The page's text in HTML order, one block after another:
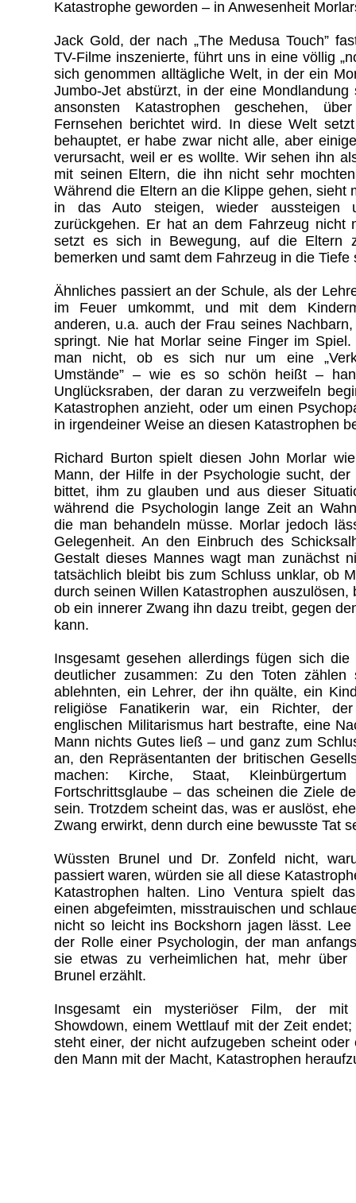
Katastrophe geworden – in Anwesenheit
Jack Gold, der nach „The Medusa Touch”
TV-Filme inszenierte, führt uns in eine völlig
sich genommen alltägliche Welt, in der ein
Jumbo-Jet abstürzt, in der eine
ansonsten Katastrophen geschehen,
Fernsehen berichtet wird. In diese Welt
behauptet, er habe zwar nicht alle, aber
verursacht, weil er es wollte. Wir sehen ihn
mit seinen Eltern, die ihn nicht sehr
Während die Eltern an die Klippe gehen, sieht
in das Auto steigen, wieder aussteigen
zurückgehen. Er hat an dem Fahrzeug nicht
setzt es sich in Bewegung, auf die Eltern
bemerken und samt dem Fahrzeug in die Tiefe
Ähnliches passiert an der Schule, als der
im Feuer umkommt, und mit dem
anderen, u.a. auch der Frau seines
springt. Nie hat Morlar seine Finger im
man nicht, ob es sich nur um eine
Umstände” – wie es so schön heißt –
Unglücksraben, der daran zu verzweifeln
Katastrophen anzieht, oder um einen
in irgendeiner Weise an diesen Katastrophen
Richard Burton spielt diesen John Morlar
Mann, der Hilfe in der Psychologie sucht,
bittet, ihm zu glauben und aus dieser
während die Psychologin lange Zeit an
die man behandeln müsse. Morlar jedoch
Gelegenheit. An den Einbruch des
Gestalt dieses Mannes wagt man zunächst
tatsächlich bleibt bis zum Schluss unklar, ob
durch seinen Willen Katastrophen auszulösen,
ob ein innerer Zwang ihn dazu treibt, gegen
kann.
Insgesamt gesehen allerdings fügen sich die
deutlicher zusammen: Zu den Toten
ablehnten, ein Lehrer, der ihn quälte, ein
religiöse Fanatikerin war, ein Richter,
englischen Militarismus hart bestrafte, eine
Mann nichts Gutes ließ – und ganz zum
an, den Repräsentanten der britischen
machen: Kirche, Staat,
Fortschrittsglaube – das scheinen die Ziele
sein. Trotzdem scheint das, was er auslöst,
Zwang erwirkt, denn durch eine bewusste Tat
Wüssten Brunel und Dr. Zonfeld nicht,
passiert waren, würden sie all diese
Katastrophen halten. Lino Ventura spielt
einen abgefeimten, misstrauischen und
nicht so leicht ins Bockshorn jagen lässt.
der Rolle einer Psychologin, der man
sie etwas zu verheimlichen hat, mehr
Brunel erzählt.
Insgesamt ein mysteriöser Film, der mit
Showdown, einem Wettlauf mit der Zeit
steht einer, der nicht aufzugeben scheint oder
den Mann mit der Macht, Katastrophen